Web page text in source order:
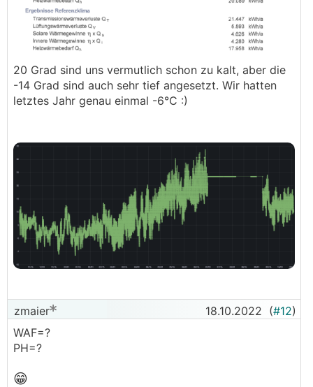
20 Grad sind uns vermutlich schon zu kalt, aber die
-14 Grad sind auch sehr tief angesetzt. Wir hatten
letztes Jahr genau einmal -6°C :)
zmaier 18.10.2022 (#12)
WAF=?
PH=?
😁